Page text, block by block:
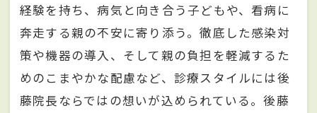
経験を持ち、病気と向き合う子どもや、看病に
奔走する親の不安に寄り添う。徹底した感染対
策や機器の導入、そして親の負担を軽減するた
めのこまやかな配慮など、診療スタイルには後
藤院長ならではの想いが込められている。後藤